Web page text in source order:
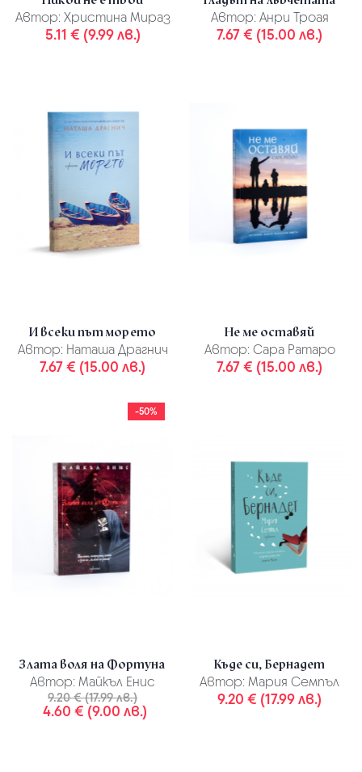
Автор: Христина Мираз
5.11 € (9.99 лв.)
Автор: Анри Троая
7.67 € (15.00 лв.)
И всеки път морето
Автор: Наташа Драгнич
7.67 € (15.00 лв.)
Не ме оставяй
Автор: Сара Ратаро
7.67 € (15.00 лв.)
-50%
Злата воля на Фортуна
Автор: Майкъл Енис
9.20 € (17.99 лв.)
4.60 € (9.00 лв.)
Къде си, Бернадет
Автор: Мария Семпъл
9.20 € (17.99 лв.)